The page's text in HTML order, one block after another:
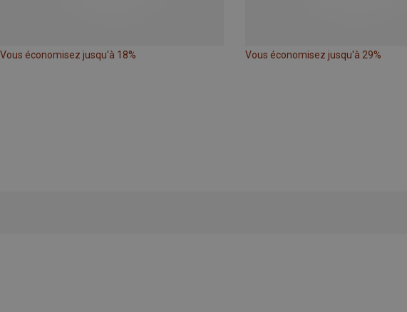
Vous économisez jusqu'à 18% Vous économisez jusqu'à 29%